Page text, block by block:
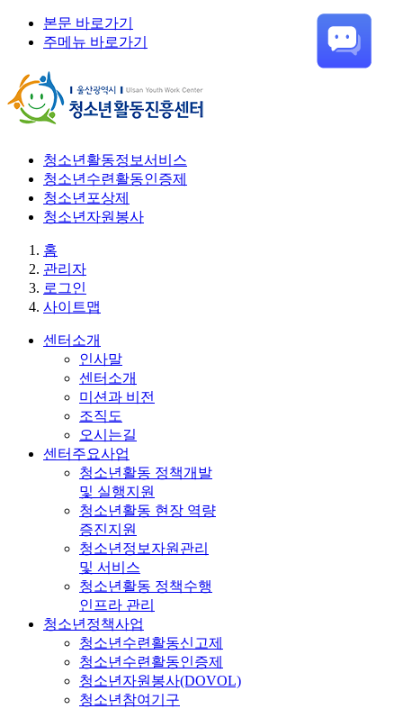
본문 바로가기
주메뉴 바로가기
청소년활동정보서비스
청소년수련활동인증제
청소년포상제
청소년자원봉사
홈
관리자
로그인
사이트맵
센터소개
인사말
센터소개
미션과 비전
조직도
오시는길
센터주요사업
청소년활동 정책개발
및 실행지원
청소년활동 현장 역량
증진지원
청소년정보자원관리
및 서비스
청소년활동 정책수행
인프라 관리
청소년정책사업
청소년수련활동신고제
청소년수련활동인증제
청소년자원봉사(DOVOL)
청소년참여기구